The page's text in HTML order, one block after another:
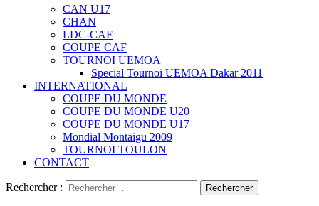
CAN U17
CHAN
LDC-CAF
COUPE CAF
TOURNOI UEMOA
Special Tournoi UEMOA Dakar 2011
INTERNATIONAL
COUPE DU MONDE
COUPE DU MONDE U20
COUPE DU MONDE U17
Mondial Montaigu 2009
TOURNOI TOULON
CONTACT
Rechercher :